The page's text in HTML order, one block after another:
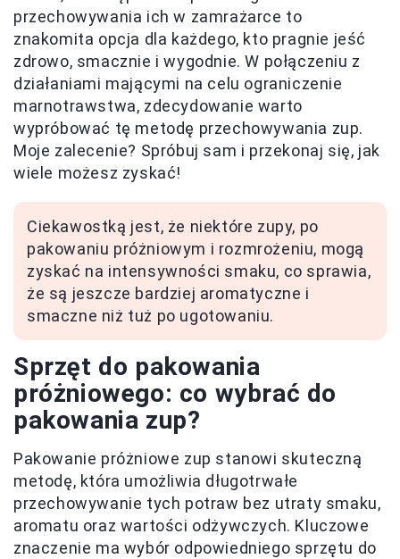
przechowywania ich w zamrażarce to
znakomita opcja dla każdego, kto pragnie jeść
zdrowo, smacznie i wygodnie. W połączeniu z
działaniami mającymi na celu ograniczenie
marnotrawstwa, zdecydowanie warto
wypróbować tę metodę przechowywania zup.
Moje zalecenie? Spróbuj sam i przekonaj się, jak
wiele możesz zyskać!
Ciekawostką jest, że niektóre zupy, po
pakowaniu próżniowym i rozmrożeniu, mogą
zyskać na intensywności smaku, co sprawia,
że są jeszcze bardziej aromatyczne i
smaczne niż tuż po ugotowaniu.
Sprzęt do pakowania
próżniowego: co wybrać do
pakowania zup?
Pakowanie próżniowe zup stanowi skuteczną
metodę, która umożliwia długotrwałe
przechowywanie tych potraw bez utraty smaku,
aromatu oraz wartości odżywczych. Kluczowe
znaczenie ma wybór odpowiedniego sprzętu do